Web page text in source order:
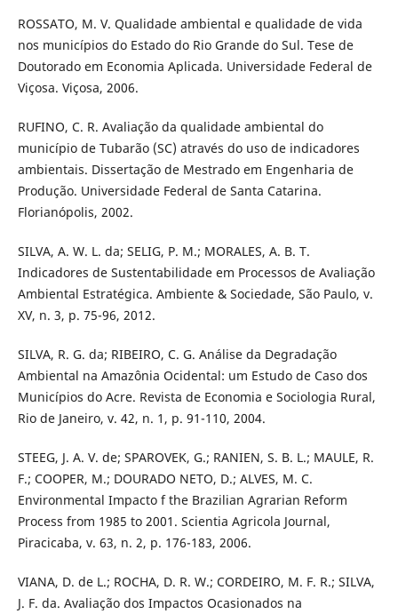
ROSSATO, M. V. Qualidade ambiental e qualidade de vida
nos municípios do Estado do Rio Grande do Sul. Tese de
Doutorado em Economia Aplicada. Universidade Federal de
Viçosa. Viçosa, 2006.
RUFINO, C. R. Avaliação da qualidade ambiental do
município de Tubarão (SC) através do uso de indicadores
ambientais. Dissertação de Mestrado em Engenharia de
Produção. Universidade Federal de Santa Catarina.
Florianópolis, 2002.
SILVA, A. W. L. da; SELIG, P. M.; MORALES, A. B. T.
Indicadores de Sustentabilidade em Processos de Avaliação
Ambiental Estratégica. Ambiente & Sociedade, São Paulo, v.
XV, n. 3, p. 75-96, 2012.
SILVA, R. G. da; RIBEIRO, C. G. Análise da Degradação
Ambiental na Amazônia Ocidental: um Estudo de Caso dos
Municípios do Acre. Revista de Economia e Sociologia Rural,
Rio de Janeiro, v. 42, n. 1, p. 91-110, 2004.
STEEG, J. A. V. de; SPAROVEK, G.; RANIEN, S. B. L.; MAULE, R.
F.; COOPER, M.; DOURADO NETO, D.; ALVES, M. C.
Environmental Impacto f the Brazilian Agrarian Reform
Process from 1985 to 2001. Scientia Agricola Journal,
Piracicaba, v. 63, n. 2, p. 176-183, 2006.
VIANA, D. de L.; ROCHA, D. R. W.; CORDEIRO, M. F. R.; SILVA,
J. F. da. Avaliação dos Impactos Ocasionados na